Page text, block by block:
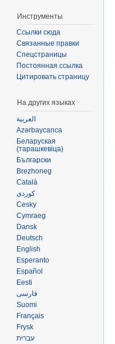
Инструменты
Ссылки сюда
Связанные правки
Спецстраницы
Постоянная ссылка
Цитировать страницу
На других языках
العربية
Azərbaycanca
‪Беларуская
(тарашкевіца)‬
Български
Brezhoneg
Català
کوردی
Česky
Cymraeg
Dansk
Deutsch
English
Esperanto
Español
Eesti
فارسی
Suomi
Français
Frysk
עברית